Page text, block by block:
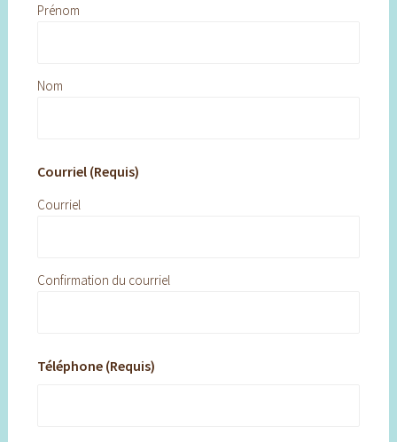
Prénom
Nom
Courriel (Requis)
Courriel
Confirmation du courriel
Téléphone (Requis)